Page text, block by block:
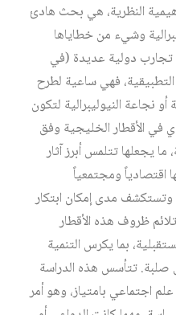
النظرية، هي بحث هادئ
وشيء من خطاياها
تجارب دولية عديدة (في
التطبيقية، فهي ساعية لطرح
نجاعة النيوليبرالية لتكون
في الأقطار الخليجية وفق
ما يجعلها تتلمس أبرز آثار
اقتصادياً ومجتمعياً
وتستكشف مدى إمكان ابتكار
ظروف هذه الأقطار
بما يكرس التنمية
صلبة. تتأسس هذه الدراسة
اجتماعي بامتياز، وهو أمر